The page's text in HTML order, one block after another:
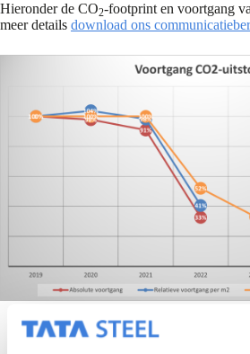
Hieronder de CO2-footprint en voortgang
meer details download ons